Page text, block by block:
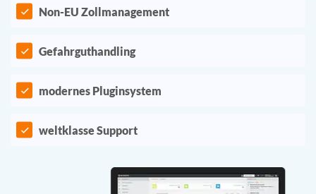
Non-EU Zollmanagement
Gefahrguthandling
modernes Pluginsystem
weltklasse Support